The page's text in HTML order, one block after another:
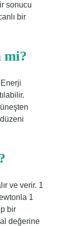
sonucu
bir
mi?
Enerji
ve verir. 1
1
bir
değerine